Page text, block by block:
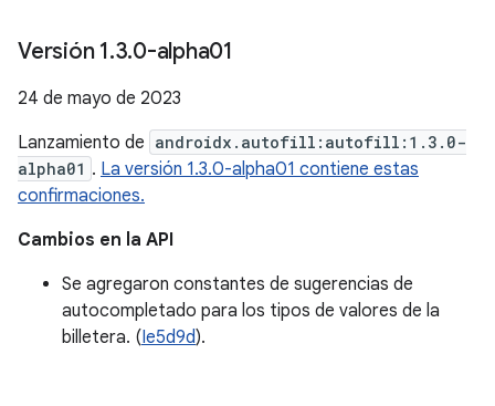
Versión 1.3.0-alpha01
24 de mayo de 2023
Lanzamiento de androidx.autofill:autofill:1.3.0-
alpha01 . La versión 1.3.0-alpha01 contiene estas
confirmaciones.
Cambios en la API
Se agregaron constantes de sugerencias de
autocompletado para los tipos de valores de la
billetera. (Ie5d9d).